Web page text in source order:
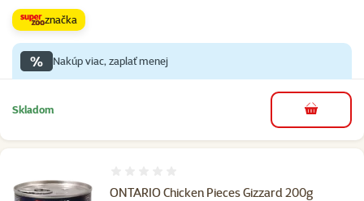
značka
% Nakúp viac, zaplať menej
Skladom do košíka
ONTARIO Chicken Pieces Gizzard 200g